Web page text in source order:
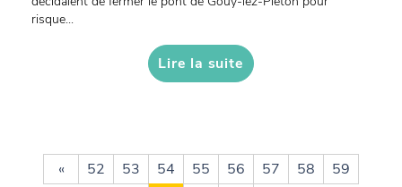
risque...
Lire la suite
« 52 53 54 55 56 57 58
59